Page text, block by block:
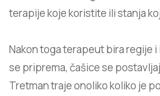
terapije koje koristite ili stanja
Nakon toga terapeut bira regije
se priprema, čašice se
Tretman traje onoliko koliko je